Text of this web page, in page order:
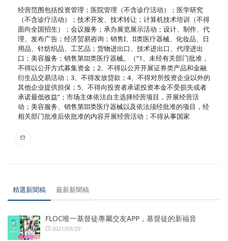
经营范围包括投资管理；医院管理（不含诊疗活动）；医学研究
（不含诊疗活动）；技术开发、技术转让；计算机技术培训（不得
面向全国招生）；会议服务；承办展览展示活动；设计、制作、代
理、发布广告；经济贸易咨询；销售I、II类医疗器械、化妆品、日
用品、针纺织品、工艺品；货物进出口、技术进出口、代理进出
口；美容服务；销售第III类医疗器械。（“1、未经有关部门批准，
不得以公开方式募集资金；2、不得以公开开展证券类产品和金融
衍生品交易活动；3、不得发放贷款；4、不得对所投资企业以外的
其他企业提供担保；5、不得向投资者承诺投资本金不受损失或者
承诺最低收益”；市场主体依法自主选择经营项目，开展经营活
动；美容服务、销售第III类医疗器械以及依法须经批准的项目，经
相关部门批准后依批准的内容开展经营活动；不得从事国家
精選新聞稿 最新新聞稿
FLOC唯一基督徒專屬交友APP，基督徒的新福音
2021/03/29